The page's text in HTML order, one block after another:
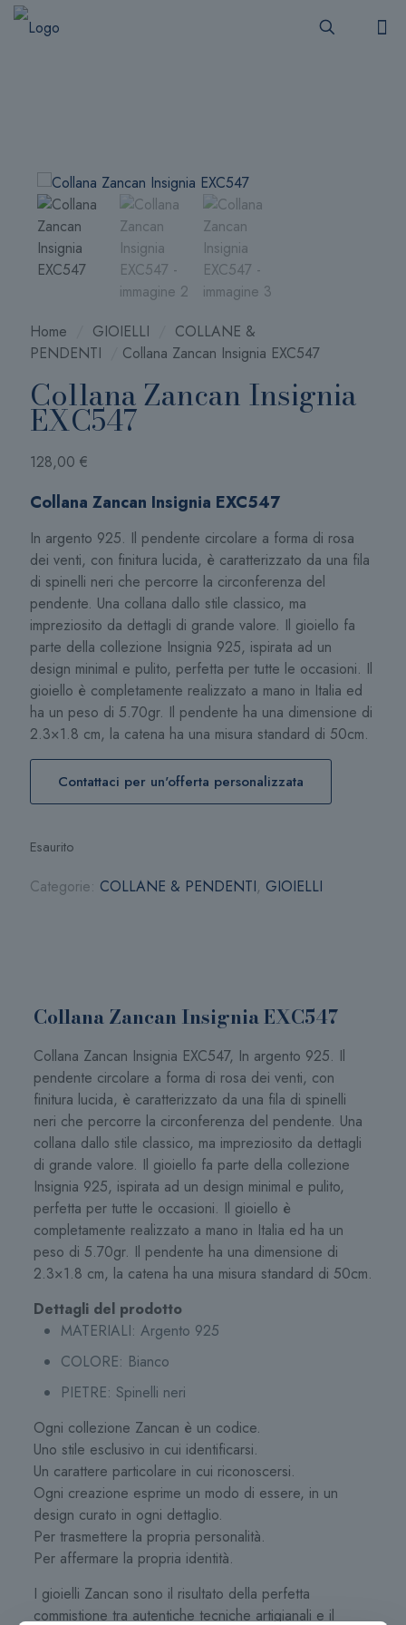
Home GIOIELLI
COLLANE &
PENDENTI
Collana Zancan Insignia EXC547
Collana Zancan Insignia
EXC547
128,00 €
Collana Zancan Insignia EXC547
In argento 925. Il pendente circolare a forma di rosa
dei venti, con finitura lucida, è caratterizzato da una fila
di spinelli neri che percorre la circonferenza del
pendente. Una collana dallo stile classico, ma
impreziosito da dettagli di grande valore. Il gioiello fa
parte della collezione Insignia 925, ispirata ad un
design minimal e pulito, perfetta per tutte le occasioni. Il
gioiello è completamente realizzato a mano in Italia ed
ha un peso di 5.70gr. Il pendente ha una dimensione di
2.3×1.8 cm, la catena ha una misura standard di 50cm.
Contattaci per un'offerta personalizzata
Esaurito
Categorie: COLLANE & PENDENTI, GIOIELLI
Collana Zancan Insignia EXC547
Collana Zancan Insignia EXC547, In argento 925. Il
pendente circolare a forma di rosa dei venti, con
finitura lucida, è caratterizzato da una fila di spinelli
neri che percorre la circonferenza del pendente. Una
collana dallo stile classico, ma impreziosito da dettagli
di grande valore. Il gioiello fa parte della collezione
Insignia 925, ispirata ad un design minimal e pulito,
perfetta per tutte le occasioni. Il gioiello è
completamente realizzato a mano in Italia ed ha un
peso di 5.70gr. Il pendente ha una dimensione di
2.3×1.8 cm, la catena ha una misura standard di 50cm.
Dettagli del prodotto
MATERIALI: Argento 925
COLORE: Bianco
PIETRE: Spinelli neri
Ogni collezione Zancan è un codice.
Uno stile esclusivo in cui identificarsi.
Un carattere particolare in cui riconoscersi.
Ogni creazione esprime un modo di essere, in un
design curato in ogni dettaglio.
Per trasmettere la propria personalità.
Per affermare la propria identità.
I gioielli Zancan sono il risultato della perfetta
commistione tra autentiche tecniche artigianali e il